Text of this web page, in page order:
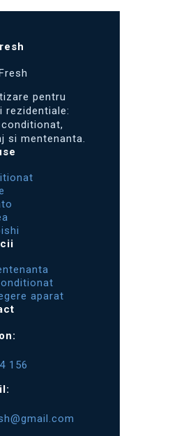
pentru
rezidentiale:
si mentenanta.
aparat
156